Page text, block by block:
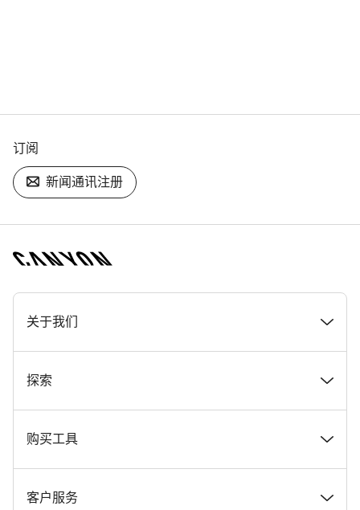
订阅
新闻通讯注册
[footer.linksList.title]
关于我们
奖项
在 Canyon 工作
Canyon 新闻发布室
探索
新闻和故事
提示和建议
购买工具
找到您梦寐以求的 Canyon 自行车
客户服务